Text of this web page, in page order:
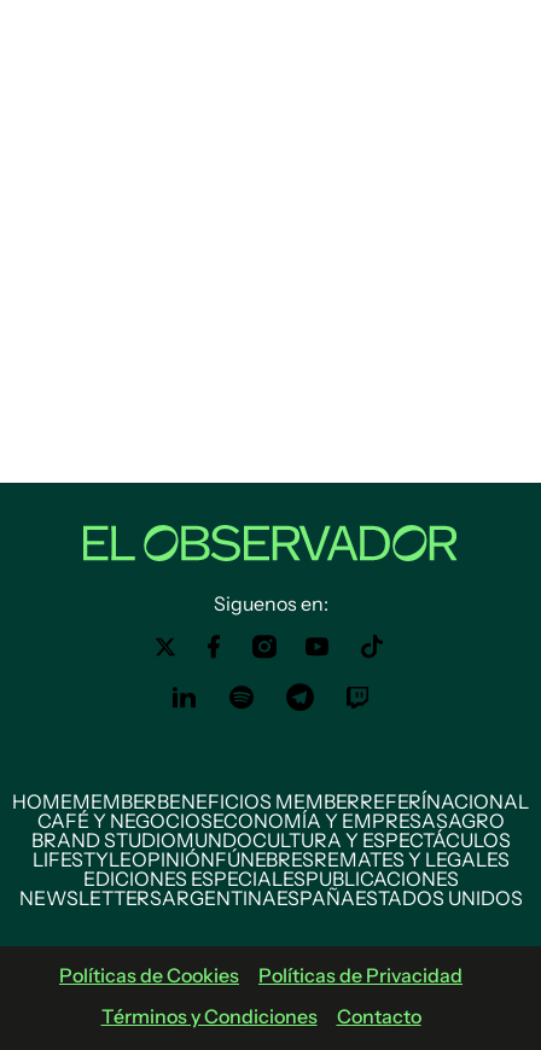
Siguenos en:
HOMEMEMBERBENEFICIOS MEMBERREFERÍNACIONAL
CAFÉ Y NEGOCIOSECONOMÍA Y EMPRESASAGRO
BRAND STUDIOMUNDOCULTURA Y ESPECTÁCULOS
LIFESTYLEOPINIÓNFÚNEBRESREMATES Y LEGALES
EDICIONES ESPECIALESPUBLICACIONES
NEWSLETTERSARGENTINAESPAÑAESTADOS UNIDOS
Políticas de Cookies
Políticas de Privacidad
Términos y Condiciones
Contacto